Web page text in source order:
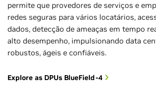
permite que provedores de serviços e
redes seguras para vários locatários,
dados, detecção de ameaças em tempo
alto desempenho, impulsionando data
robustos, ágeis e confiáveis.
Explore as DPUs BlueField-4